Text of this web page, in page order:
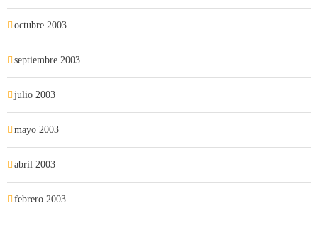
octubre 2003
septiembre 2003
julio 2003
mayo 2003
abril 2003
febrero 2003